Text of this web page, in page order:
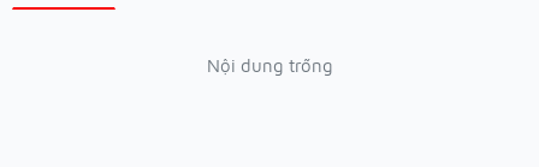
Nội dung trống